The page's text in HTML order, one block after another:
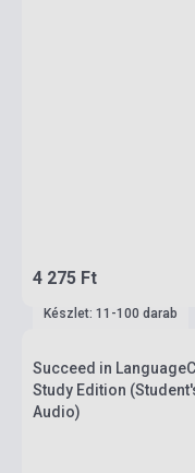
4 275 Ft
Készlet: 11-100 darab
Succeed in
Study Edition
Audio)